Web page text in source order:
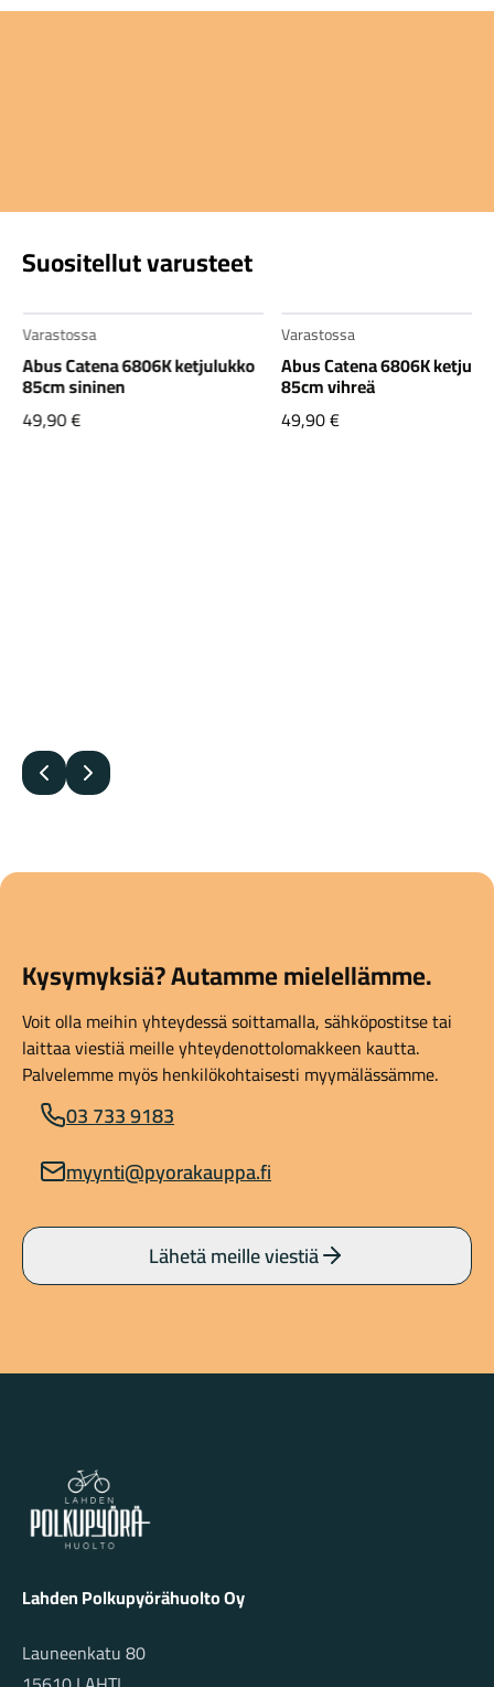
Suositellut varusteet
Varastossa
Abus Catena 6806K ketjulukko
85cm sininen
49,90€
Varastossa
Abus Catena 6806K
85cm vihreä
49,90€
Edellinen
Seuraava
Kysymyksiä? Autamme mielellämme.
Voit olla meihin yhteydessä soittamalla, sähköpostitse tai
laittaa viestiä meille yhteydenottolomakkeen kautta.
Palvelemme myös henkilökohtaisesti myymälässämme.
03 733 9183
myynti@pyorakauppa.fi
Lähetä meille viestiä
Lahden Polkupyörähuolto - etusivulle
Lahden Polkupyörähuolto Oy
Launeenkatu 80